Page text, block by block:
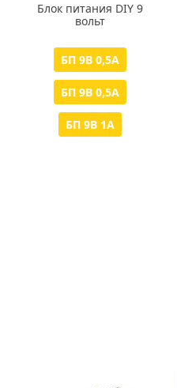
Блок питания DIY 9
вольт
БП 9В 0,5А
БП 9В 0,5А
БП 9В 1А